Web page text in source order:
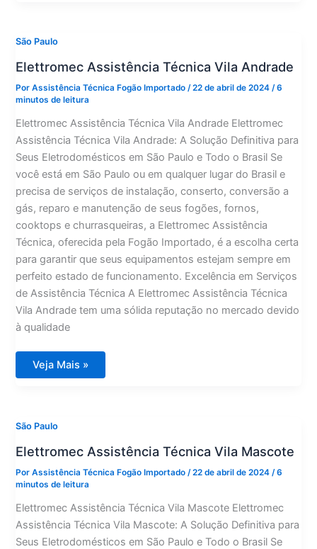
São Paulo
Elettromec Assistência Técnica Vila Andrade
PorAssistência Técnica Fogão Importado/22 de abril de 2024/6
minutos de leitura
Elettromec Assistência Técnica Vila Andrade Elettromec
Assistência Técnica Vila Andrade: A Solução Definitiva para
Seus Eletrodomésticos em São Paulo e Todo o Brasil Se
você está em São Paulo ou em qualquer lugar do Brasil e
precisa de serviços de instalação, conserto, conversão a
gás, reparo e manutenção de seus fogões, fornos,
cooktops e churrasqueiras, a Elettromec Assistência
Técnica, oferecida pela Fogão Importado, é a escolha certa
para garantir que seus equipamentos estejam sempre em
perfeito estado de funcionamento. Excelência em Serviços
de Assistência Técnica A Elettromec Assistência Técnica
Vila Andrade tem uma sólida reputação no mercado devido
à qualidade
Elettromec
Assistência
Veja Mais »
São Paulo
Elettromec Assistência Técnica Vila Mascote
PorAssistência Técnica Fogão Importado /22 de abril de 2024 /6
minutos de leitura
Elettromec Assistência Técnica Vila Mascote Elettromec
Assistência Técnica Vila Mascote: A Solução Definitiva para
Seus Eletrodomésticos em São Paulo e Todo o Brasil Se